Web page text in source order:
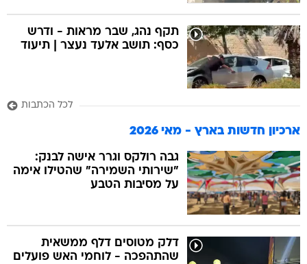
תקף נהג, שבר מראות - ודרש
כסף: תושב אלעד נעצר | תיעוד
לכל הכתבות
ארכיון חדשות בארץ - מאי 2026
גבה רולקס וגרר אישה לבנק:
"שירותי השמירה" שהטילו אימה
על מסיבות הטבע
דלק מטוסים דלף ממשאית
שהתהפכה - לוחמי האש פועלים